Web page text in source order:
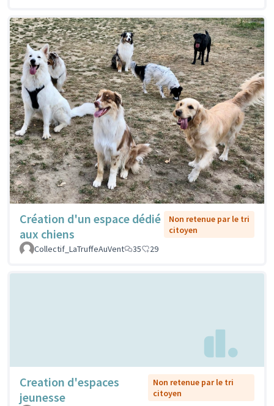
Création d'un espace dédié
aux chiens
Non retenue par le tri
citoyen
Collectif_LaTruffeAuVent
35 29
Creation d'espaces
jeunesse
Non retenue par le tri
citoyen